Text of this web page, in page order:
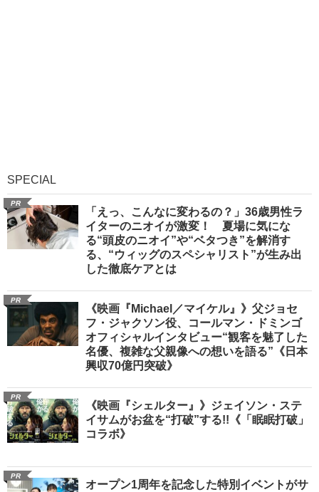
SPECIAL
PR
「えっ、こんなに変わるの？」36歳男性ラ
イターのニオイが激変！ 夏場に気にな
る“頭皮のニオイ”や“ベタつき”を解消す
る、“ウィッグのスペシャリスト”が生み出
した徹底ケアとは
PR
《映画『Michael／マイケル』》父ジョセ
フ・ジャクソン役、コールマン・ドミンゴ
オフィシャルインタビュー“観客を魅了した
名優、複雑な父親像への想いを語る”《日本
興収70億円突破》
PR
《映画『シェルター』》ジェイソン・ステ
イサムがお盆を“打破”する!!《「眠眠打破」
コラボ》
PR
オープン1周年を記念した特別イベントがサ